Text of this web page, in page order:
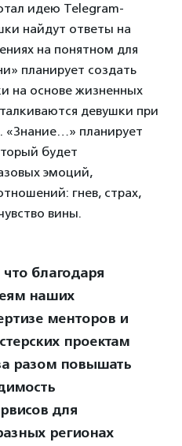
идею Telegram-
найдут ответы на
на понятном для
планирует создать
на основе жизненных
девушки при
«Знание…» планирует
будет
эмоций,
гнев, страх,
вины.
благодаря
наших
менторов и
проектам
разом повышать
для
регионах